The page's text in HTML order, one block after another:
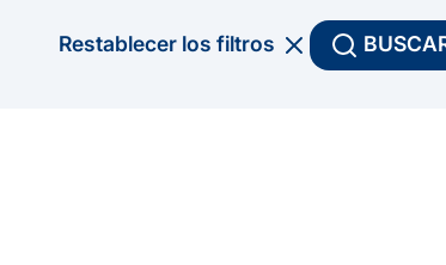
Restablecer los filtros